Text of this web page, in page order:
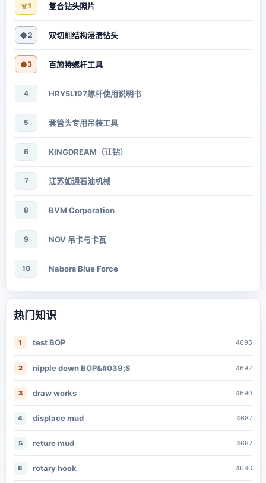
♛1 复合钻头照片
◆2 双切削结构浸渍钻头
●3 百施特螺杆工具
4 HRY5L197螺杆使用说明书
5 套管头专用吊装工具
6 KINGDREAM（江钻）
7 江苏如通石油机械
8 BVM Corporation
9 NOV 吊卡与卡瓦
10 Nabors Blue Force
热门知识
1 test BOP 4695
2 nipple down BOP&#039;S 4692
3 draw works 4690
4 displace mud 4687
5 reture mud 4687
6 rotary hook 4686